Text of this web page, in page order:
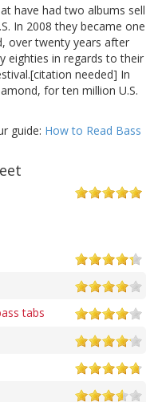
have had two albums sell
In 2008 they became one
over twenty years after
eighties in regards to their
needed] In
for ten million U.S.
guide: How to Read Bass
tabs